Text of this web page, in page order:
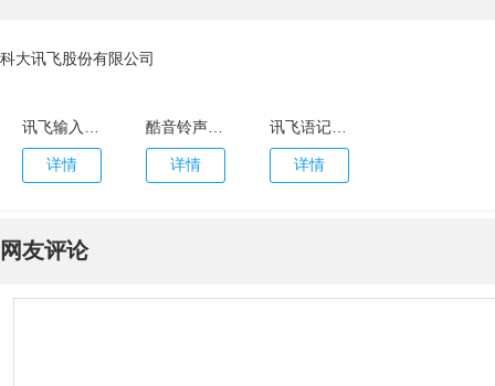
科大讯飞股份有限公司
讯飞输入法app
详情
酷音铃声最新版
详情
讯飞语记app
详情
网友评论